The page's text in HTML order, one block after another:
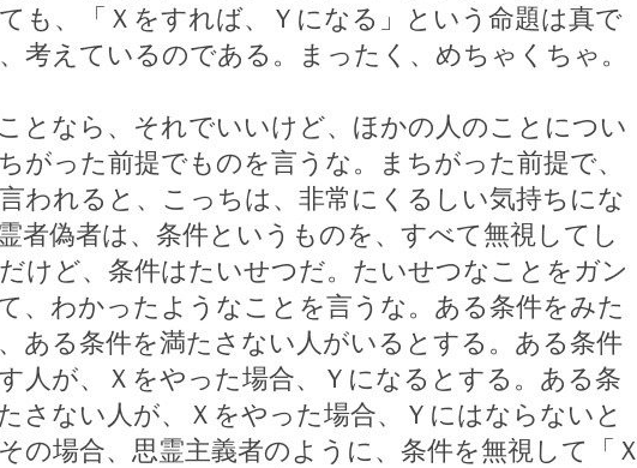
も、「Ｘをすれば、Ｙになる」という命題は真で
考えているのである。まったく、めちゃくちゃ。
となら、それでいいけど、ほかの人のことについ
がった前提でものを言うな。まちがった前提で、
われると、こっちは、非常にくるしい気持ちにな
者偽者は、条件というものを、すべて無視してし
けど、条件はたいせつだ。たいせつなことをガン
、わかったようなことを言うな。ある条件をみた
ある条件を満たさない人がいるとする。ある条件
人が、Ｘをやった場合、Ｙになるとする。ある条
さない人が、Ｘをやった場合、Ｙにはならないと
の場合、思霊主義者のように、条件を無視して「Ｘ